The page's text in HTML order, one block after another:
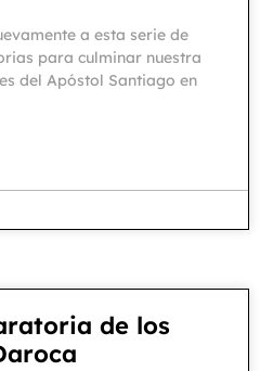
a esta serie de
para culminar nuestra
del Apóstol Santiago en
de los